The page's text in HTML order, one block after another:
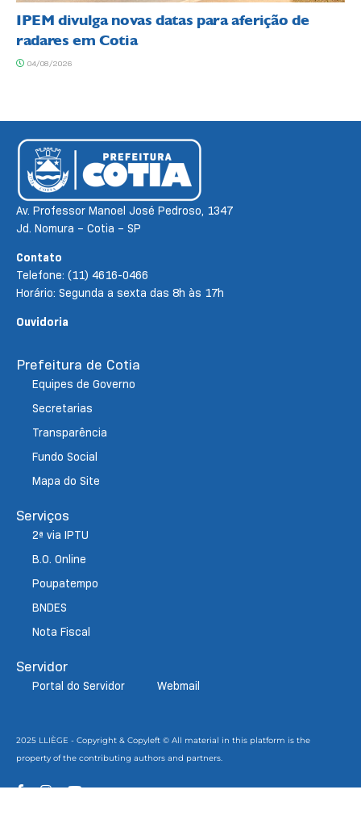
IPEM divulga novas datas para aferição de
radares em Cotia
04/08/2026
Av. Professor Manoel José Pedroso, 1347
Jd. Nomura – Cotia – SP
Contato
Telefone: (11) 4616-0466
Horário: Segunda a sexta das 8h às 17h
Ouvidoria
Prefeitura de Cotia
Equipes de Governo
Secretarias
Transparência
Fundo Social
Mapa do Site
Serviços
2ª via IPTU
B.O. Online
Poupatempo
BNDES
Nota Fiscal
Servidor
Portal do Servidor Webmail
2025 LLIÈGE - Copyright & Copyleft © All material in this platform is the
property of the contributing authors and partners.